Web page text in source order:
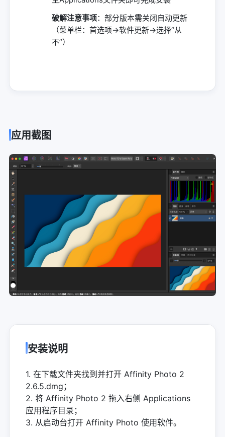
破解注意事项：部分版本需关闭自动更新
（菜单栏：首选项→软件更新→选择“从
不”）
应用截图
安装说明
1. 在下载文件夹找到并打开 Affinity Photo 2
2.6.5.dmg；
2. 将 Affinity Photo 2 拖入右侧 Applications
应用程序目录；
3. 从启动台打开 Affinity Photo 使用软件。